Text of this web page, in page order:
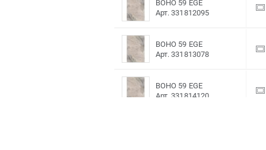
BOHO 59 EGE
Арт. 331812095
BOHO 59 EGE
Арт. 331813078
BOHO 59 EGE
Арт. 331814120